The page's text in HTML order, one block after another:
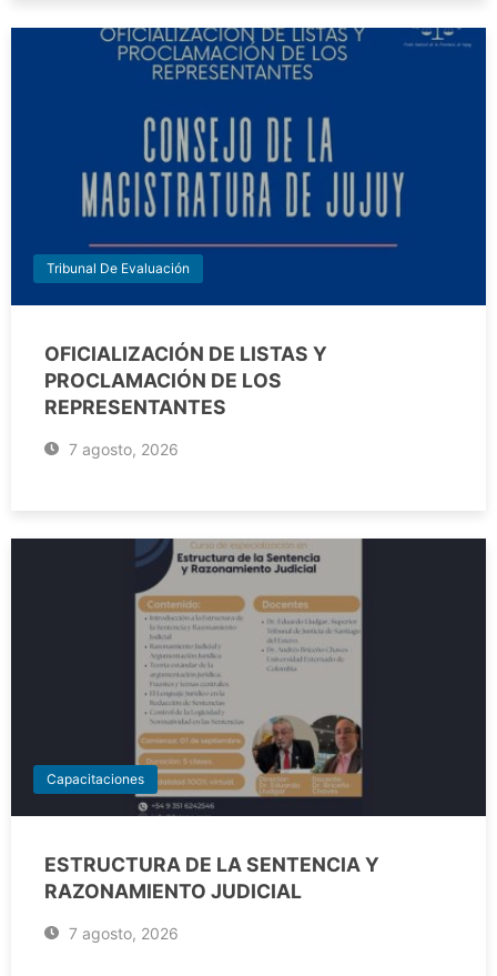
Tribunal De Evaluación
OFICIALIZACIÓN DE LISTAS Y
PROCLAMACIÓN DE LOS
REPRESENTANTES
7 agosto, 2026
Capacitaciones
ESTRUCTURA DE LA SENTENCIA Y
RAZONAMIENTO JUDICIAL
7 agosto, 2026